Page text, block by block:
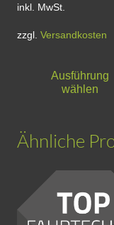
inkl. MwSt.
zzgl. Versandkosten
Ausführung
wählen
Ähnliche